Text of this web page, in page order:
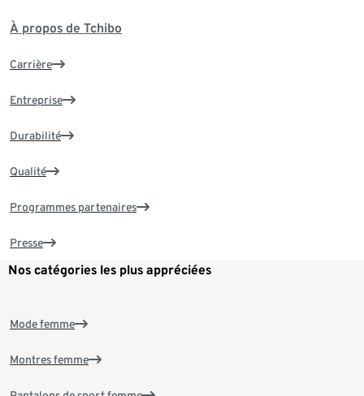
À propos de Tchibo
Carrière
Entreprise
Durabilité
Qualité
Programmes partenaires
Presse
Nos catégories les plus appréciées
Mode femme
Montres femme